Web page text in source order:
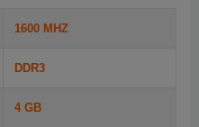
1600 MHZ
DDR3
4 GB